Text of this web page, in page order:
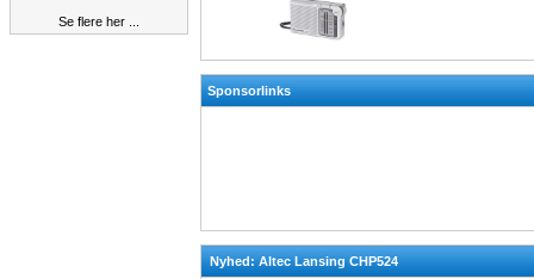
Se flere her ...
Sponsorlinks
Nyhed: Altec Lansing CHP524